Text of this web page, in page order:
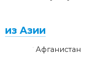
из Азии
Афганистан